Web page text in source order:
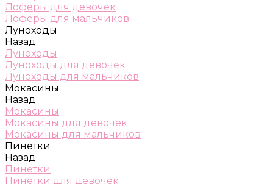
Лоферы для девочек
Лоферы для мальчиков
Луноходы
Назад
Луноходы
Луноходы для девочек
Луноходы для мальчиков
Мокасины
Назад
Мокасины
Мокасины для девочек
Мокасины для мальчиков
Пинетки
Назад
Пинетки
Пинетки для девочек